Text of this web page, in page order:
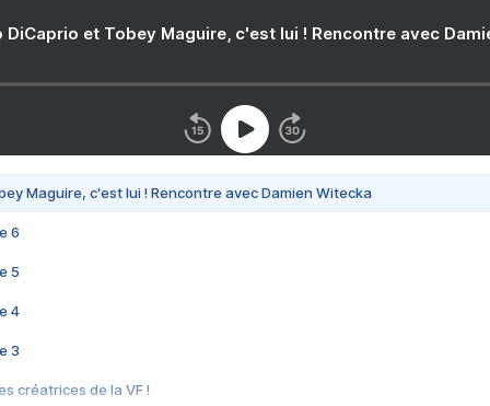
DiCaprio et Tobey Maguire, c'est lui ! Rencontre avec
Maguire, c'est lui ! Rencontre avec Damien Witecka
6
5
4
3
créatrices de la VF !